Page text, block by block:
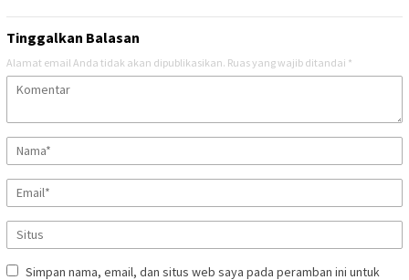
Tinggalkan Balasan
Alamat email Anda tidak akan dipublikasikan. Ruas yang wajib ditandai *
Simpan nama, email, dan situs web saya pada peramban ini untuk